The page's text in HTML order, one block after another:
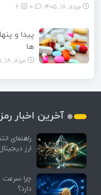
مرداد ۱۸, ۱۴۰۵ 6
پیدا و
ها
مرداد ۱۸, ۱۴۰۵
آخرین اخبار
راهنمای
ارز دیجیتال
چرا سرعت
دارد؟